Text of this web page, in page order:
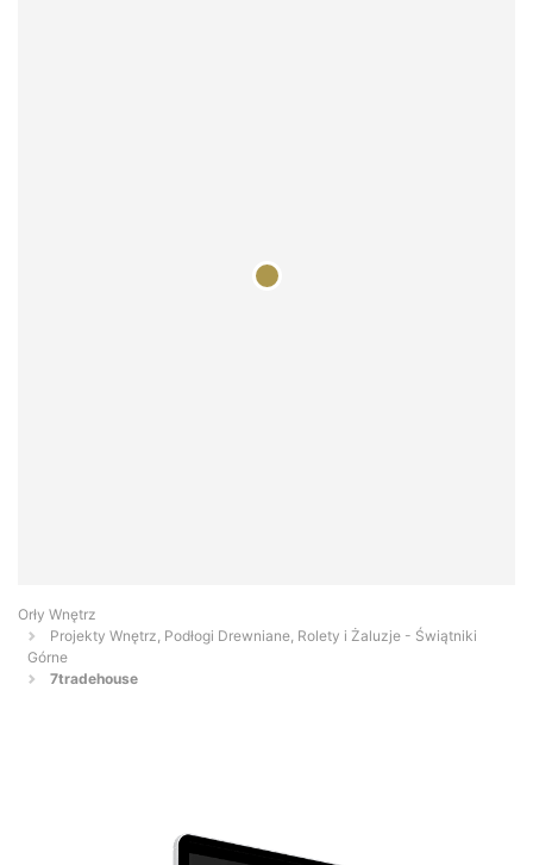
Orły Wnętrz
Projekty Wnętrz, Podłogi Drewniane, Rolety i Żaluzje - Świątniki
Górne
7tradehouse